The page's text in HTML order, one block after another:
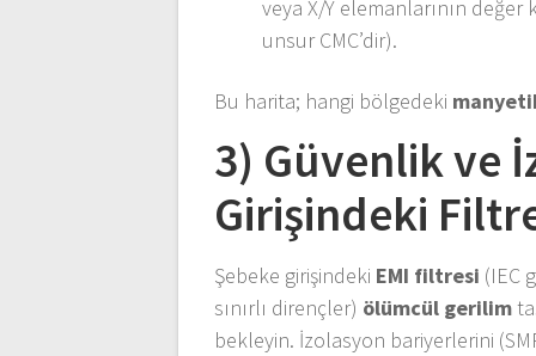
veya X/Y elemanlarının
unsur CMC’dir).
Bu harita; hangi bölgedeki
3) Güvenlik ve
Girişindeki
Şebeke girişindeki EMI filtresi (IEC
sınırlı dirençler) ölümcül gerilim
bekleyin. İzolasyon bariyerlerini